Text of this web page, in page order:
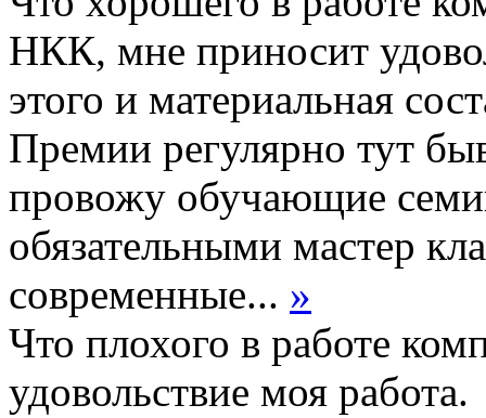
НКК, мне приносит
этого и материальная
Премии регулярно тут
провожу обучающие
обязательными мастер
современные... »
Что плохого в работе
удовольствие моя работа.